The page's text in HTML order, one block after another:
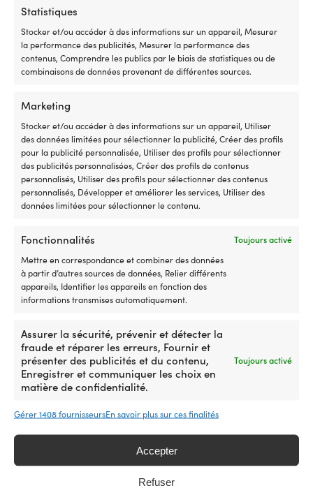
Statistiques
Stocker et/ou accéder à des informations sur un appareil, Mesurer
la performance des publicités, Mesurer la performance des
contenus, Comprendre les publics par le biais de statistiques ou de
combinaisons de données provenant de différentes sources.
Marketing
Stocker et/ou accéder à des informations sur un appareil, Utiliser
des données limitées pour sélectionner la publicité, Créer des profils
pour la publicité personnalisée, Utiliser des profils pour sélectionner
des publicités personnalisées, Créer des profils de contenus
personnalisés, Utiliser des profils pour sélectionner des contenus
personnalisés, Développer et améliorer les services, Utiliser des
données limitées pour sélectionner le contenu.
Fonctionnalités
Toujours activé
Mettre en correspondance et combiner des données
à partir d’autres sources de données, Relier différents
appareils, Identifier les appareils en fonction des
informations transmises automatiquement.
Assurer la sécurité, prévenir et détecter la
fraude et réparer les erreurs, Fournir et
présenter des publicités et du contenu,
Enregistrer et communiquer les choix en
matière de confidentialité.
Toujours activé
Gérer 1408 fournisseursEn savoir plus sur ces finalités
Accepter
Refuser
36,70€
TVA incl.
DISPONIBLE SUR COMMANDE
140 x 30 mm, gauche
36,70€
TVA incl.
DISPONIBLE SUR COMMANDE
102 x 51 mm, droite / gauche
10,94€
TVA incl.
DISPONIBLE SUR COMMANDE
102 x 51 mm, droit / gauche,